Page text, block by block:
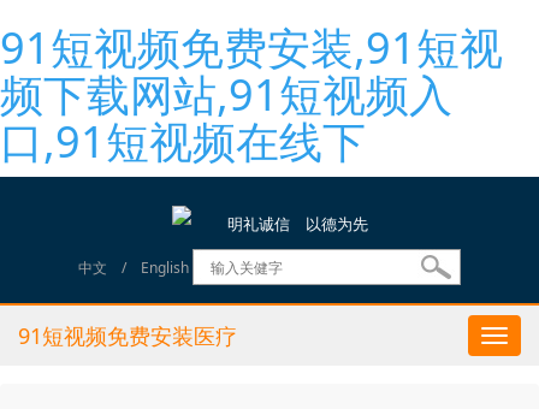
91短视频免费安装,91短视
频下载网站,91短视频入
口,91短视频在线下
明礼诚信 以德为先
中文 / English
91短视频免费安装医疗